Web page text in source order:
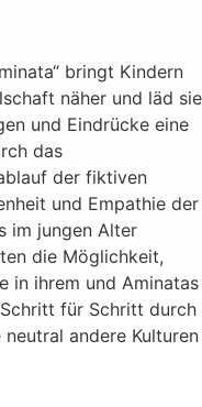
bringt Kindern
näher und läd sie
und Eindrücke eine
das
der fiktiven
und Empathie der
im jungen Alter
die Möglichkeit,
in ihrem und Aminatas
für Schritt durch
andere Kulturen